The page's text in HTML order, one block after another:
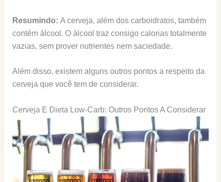
Resumindo: A cerveja, além dos carboidratos, também
contém álcool. O álcool traz consigo calorias totalmente
vazias, sem prover nutrientes nem saciedade.
Além disso, existem alguns outros pontos a respeito da
cerveja que você tem de considerar.
Cerveja E Dieta Low-Carb: Outros Pontos A Considerar